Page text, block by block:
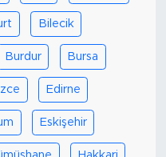
Bilecik
Burdur Bursa
Edirne
Eskişehir